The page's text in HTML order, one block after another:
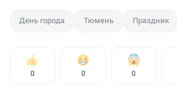
День города Тюмень Праздник
0 0 0